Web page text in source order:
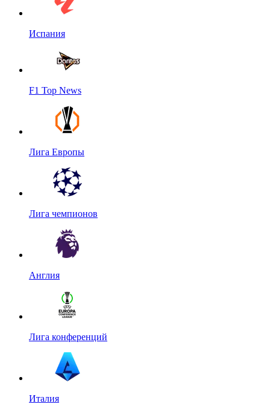
Испания
F1 Top News
Лига Европы
Лига чемпионов
Англия
Лига конференций
Италия